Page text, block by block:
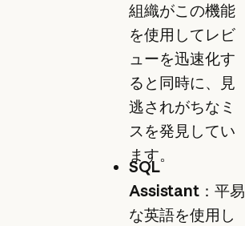
組織がこの機能
を使用してレビ
ューを迅速化す
ると同時に、見
逃されがちなミ
スを発見してい
ます。
SQL
Assistant：平易
な英語を使用し